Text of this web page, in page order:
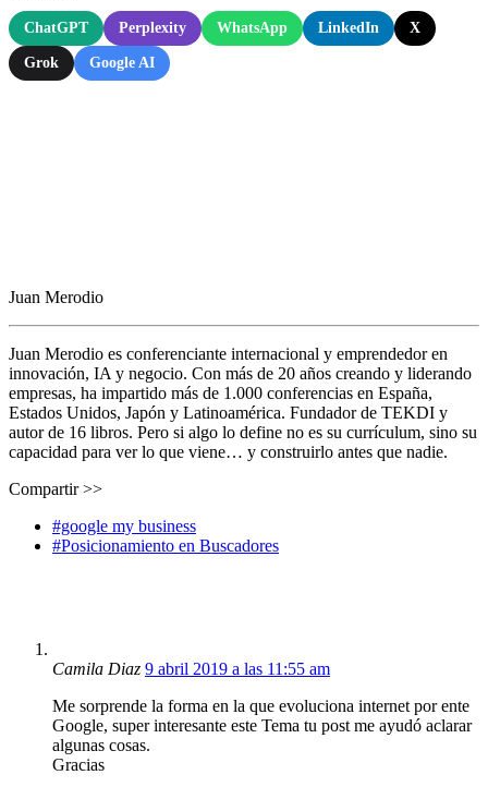
ChatGPT Perplexity WhatsApp LinkedIn X
Grok Google AI
Juan Merodio
Juan Merodio es conferenciante internacional y emprendedor en
innovación, IA y negocio. Con más de 20 años creando y liderando
empresas, ha impartido más de 1.000 conferencias en España,
Estados Unidos, Japón y Latinoamérica. Fundador de TEKDI y
autor de 16 libros. Pero si algo lo define no es su currículum, sino su
capacidad para ver lo que viene… y construirlo antes que nadie.
Compartir >>
#google my business
#Posicionamiento en Buscadores
Camila Diaz 9 abril 2019 a las 11:55 am
Me sorprende la forma en la que evoluciona internet por ente
Google, super interesante este Tema tu post me ayudó aclarar
algunas cosas.
Gracias